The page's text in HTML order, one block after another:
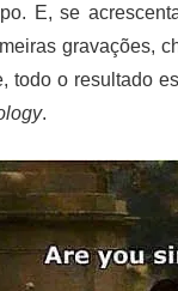
E, se
gravações,
todo o resultado
.